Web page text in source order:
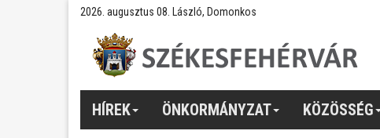
2026. augusztus 08. László, Domonkos
HÍREK ÖNKORMÁNYZAT KÖZÖSSÉG